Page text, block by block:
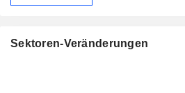
Sektoren-Veränderungen